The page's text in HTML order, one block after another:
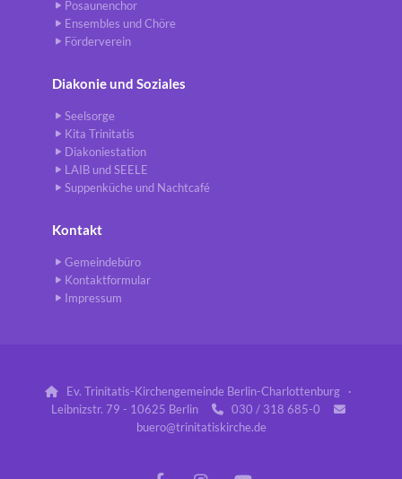
Posaunenchor
Ensembles und Chöre
Förderverein
Diakonie und Soziales
Seelsorge
Kita Trinitatis
Diakoniestation
LAIB und SEELE
Suppenküche und Nachtcafé
Kontakt
Gemeindebüro
Kontaktformular
Impressum

Ev. Trinitatis-Kirchengemeinde Berlin-Charlottenburg ·
Leibnizstr. 79 - 10625 Berlin
 030 / 318 685-0 
buero@trinitatiskirche.de